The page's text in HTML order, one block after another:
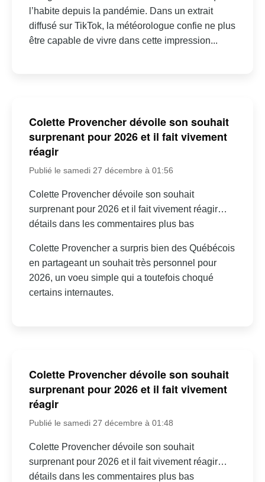
l’habite depuis la pandémie. Dans un extrait
diffusé sur TikTok, la météorologue confie ne plus
être capable de vivre dans cette impression...
Colette Provencher dévoile son souhait
surprenant pour 2026 et il fait vivement
réagir
Publié le samedi 27 décembre à 01:56
Colette Provencher dévoile son souhait
surprenant pour 2026 et il fait vivement réagir…
détails dans les commentaires plus bas
Colette Provencher a surpris bien des Québécois
en partageant un souhait très personnel pour
2026, un voeu simple qui a toutefois choqué
certains internautes.
Colette Provencher dévoile son souhait
surprenant pour 2026 et il fait vivement
réagir
Publié le samedi 27 décembre à 01:48
Colette Provencher dévoile son souhait
surprenant pour 2026 et il fait vivement réagir…
détails dans les commentaires plus bas